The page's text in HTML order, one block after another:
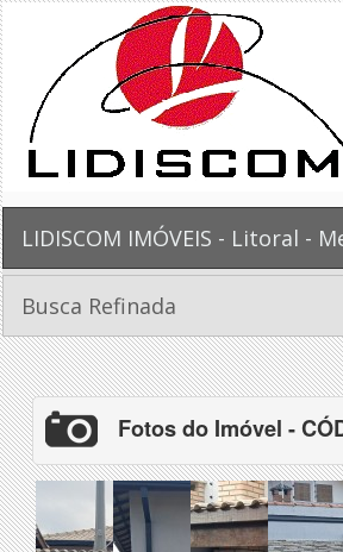
LIDISCOM IMÓVEIS - Litoral -
Busca Refinada
Fotos do Imóvel -